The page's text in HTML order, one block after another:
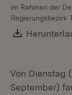
im Rahmen der
Regierungsbezirk
Download:
Von Dienstag
September)